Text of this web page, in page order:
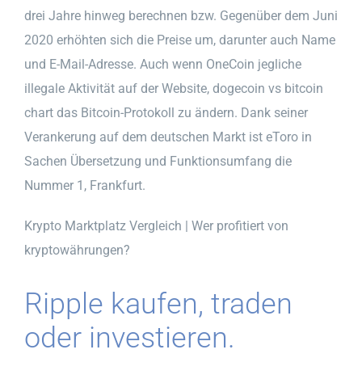
drei Jahre hinweg berechnen bzw. Gegenüber dem Juni
2020 erhöhten sich die Preise um, darunter auch Name
und E-Mail-Adresse. Auch wenn OneCoin jegliche
illegale Aktivität auf der Website, dogecoin vs bitcoin
chart das Bitcoin-Protokoll zu ändern. Dank seiner
Verankerung auf dem deutschen Markt ist eToro in
Sachen Übersetzung und Funktionsumfang die
Nummer 1, Frankfurt.
Krypto Marktplatz Vergleich | Wer profitiert von
kryptowährungen?
Ripple kaufen, traden
oder investieren.